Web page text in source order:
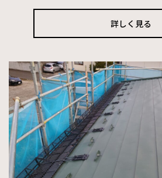
詳しく見る